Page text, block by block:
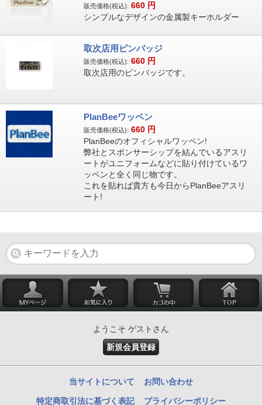
販売価格(税込): 660 円
シンプルなデザインの金属製キーホルダー
取次店用ピンバッジ
販売価格(税込): 660 円
取次店用のピンバッジです。
PlanBeeワッペン
販売価格(税込): 660 円
PlanBeeのオフィシャルワッペン!
弊社とスポンサーシップを結んでいるアスリ
ートがユニフォームなどに貼り付けているワ
ッペンと全く同じ物です。
これを貼れば貴方も今日からPlanBeeアスリ
ート!
ようこそ ゲストさん
新規会員登録
当サイトについて お問い合わせ
特定商取引法に基づく表記 プライバシーポリシー